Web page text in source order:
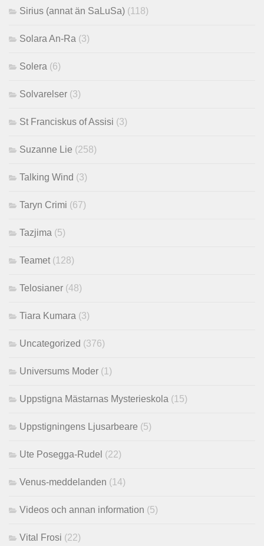
Sirius (annat än SaLuSa) (118)
Solara An-Ra (3)
Solera (6)
Solvarelser (3)
St Franciskus of Assisi (3)
Suzanne Lie (258)
Talking Wind (3)
Taryn Crimi (67)
Tazjima (5)
Teamet(128)
Telosianer (48)
Tiara Kumara (3)
Uncategorized (376)
Universums Moder (1)
Uppstigna Mästarnas Mysterieskola (15)
Uppstigningens Ljusarbeare (5)
Ute Posegga-Rudel (22)
Venus-meddelanden (14)
Videos och annan information (5)
Vital Frosi (22)